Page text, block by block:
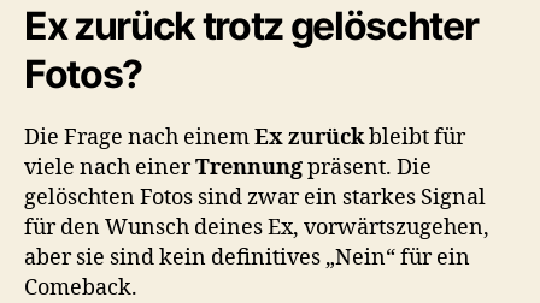
Ex zurück trotz gelöschter
Fotos?
Die Frage nach einemEx zurückbleibt für
viele nach einerTrennungpräsent. Die
gelöschten Fotos sind zwar ein starkes Signal
für den Wunsch deines Ex, vorwärtszugehen,
aber sie sind kein definitives „Nein“ für ein
Comeback.